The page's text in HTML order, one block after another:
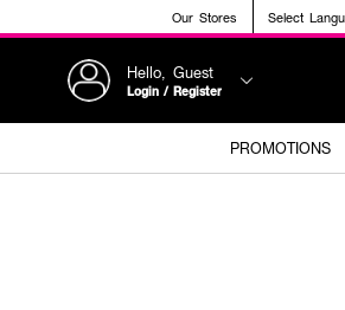
Our Stores Select
Hello, Guest
Login / Register
PROMOTIONS